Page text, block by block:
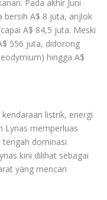
Pada akhir Juni
bersih A$ 8 juta, anjlok
A$ 84,5 juta. Meski
556 juta, didorong
hingga A$
listrik, energi
Lynas memperluas
tengah dominasi
kini dilihat sebagai
yang mencari